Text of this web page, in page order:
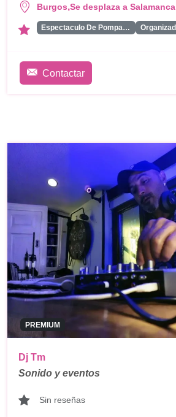
Burgos,Se desplaza a Salamanca
Espectaculo De Pompas De Jabon
Contactar
PREMIUM
Dj Tm
Sonido y eventos
Sin reseñas